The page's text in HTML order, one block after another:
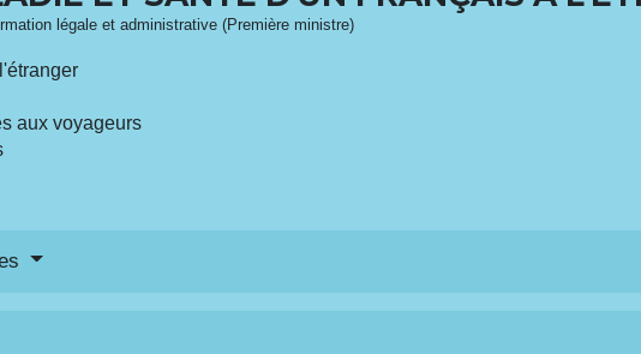
légale et administrative (Première ministre)
aux voyageurs